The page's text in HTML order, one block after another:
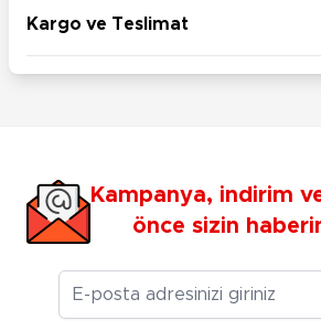
Kargo ve Teslimat
Kampanya, indirim
önce sizin
E-posta